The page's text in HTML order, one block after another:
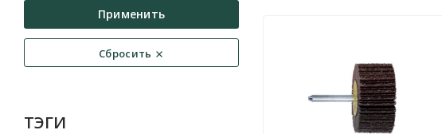
Применить
Сбросить
ТЭГИ